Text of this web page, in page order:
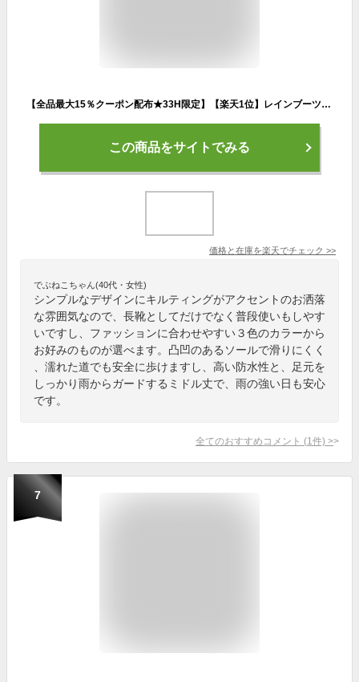
【全品最大15％クーポン配布★33H限定】【楽天1位】レインブーツ レインシューズ 長靴 レディース 靴 雨 梅雨 台風 対策 雪 おしゃれ ブーツ ミドル丈 防水 歩きやすい 通勤 キルティング かわいい 農作業 ガーデニング レディース長靴 防水靴 ^bm1022^ sale セール
この商品をサイトでみる
価格と在庫を楽天でチェック >>
でぶねこちゃん(40代・女性)
シンプルなデザインにキルティングがアクセントのお洒落
な雰囲気なので、長靴としてだけでなく普段使いもしやす
いですし、ファッションに合わせやすい３色のカラーから
お好みのものが選べます。凸凹のあるソールで滑りにくく
、濡れた道でも安全に歩けますし、高い防水性と、足元を
しっかり雨からガードするミドル丈で、雨の強い日も安心
です。
全てのおすすめコメント (1 件) >
7